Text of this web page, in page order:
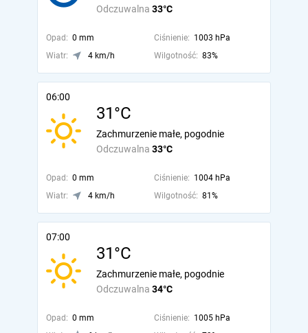
Odczuwalna 33°C
Opad: 0 mm Ciśnienie: 1003 hPa
Wiatr:
4 km/h Wilgotność: 83%
06:00
31°C
Odczuwalna 33°C
Zachmurzenie małe, pogodnie
Opad: 0 mm Ciśnienie: 1004 hPa
Wiatr:
4 km/h Wilgotność: 81%
07:00
31°C
Odczuwalna 34°C
Zachmurzenie małe, pogodnie
Opad: 0 mm Ciśnienie: 1005 hPa